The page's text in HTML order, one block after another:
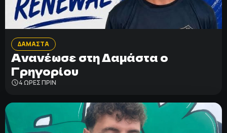
ΔΑΜΑΣΤΑ
Ανανέωσε στη Δαμάστα ο
Γρηγορίου
4 ΩΡΕΣ ΠΡΙΝ